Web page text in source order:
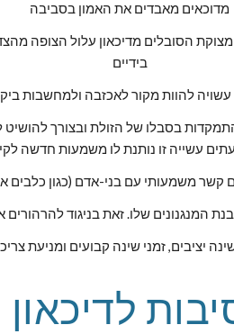
מדוכאים מאבדים את האמון בסביבה
בידיים
להוות מקור לאכזבה ולמחשבות
עשייה זו נותנת לו משמעות חדשה
קשר משמעותי עם בני-אדם (כגון
המנגנונים שלו. זאת בניגוד
יציבים, זמני שינה קבועים ומניעת
לדיכאון